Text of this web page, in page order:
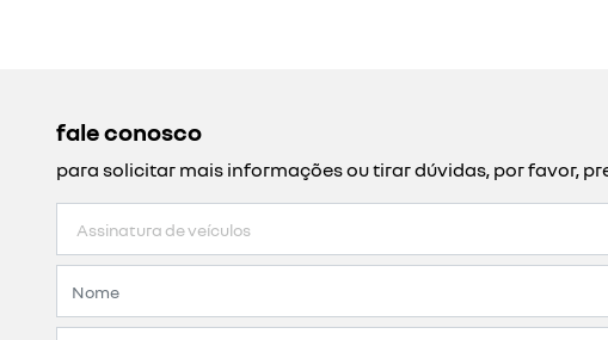
fale conosco
para solicitar mais informações ou tirar dúvidas, por favor,